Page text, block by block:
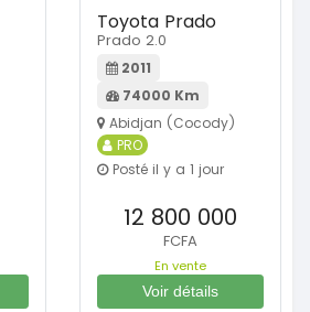
Toyota Prado
Prado 2.0
2011
74000 Km
Abidjan (Cocody)
PRO
Posté il y a 1 jour
12 800 000
FCFA
En vente
Voir détails